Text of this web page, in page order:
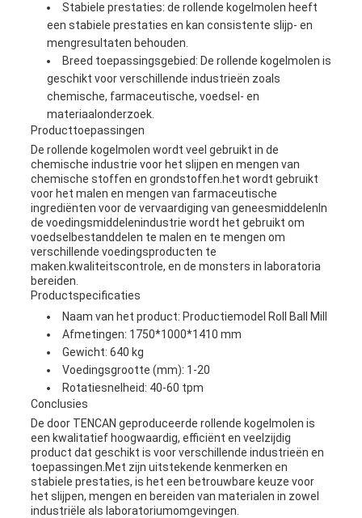
Stabiele prestaties: de rollende kogelmolen heeft
een stabiele prestaties en kan consistente slijp- en
mengresultaten behouden.
Breed toepassingsgebied: De rollende kogelmolen is
geschikt voor verschillende industrieën zoals
chemische, farmaceutische, voedsel- en
materiaalonderzoek.
Producttoepassingen
De rollende kogelmolen wordt veel gebruikt in de
chemische industrie voor het slijpen en mengen van
chemische stoffen en grondstoffen.het wordt gebruikt
voor het malen en mengen van farmaceutische
ingrediënten voor de vervaardiging van geneesmiddelenIn
de voedingsmiddelenindustrie wordt het gebruikt om
voedselbestanddelen te malen en te mengen om
verschillende voedingsproducten te
maken.kwaliteitscontrole, en de monsters in laboratoria
bereiden.
Productspecificaties
Naam van het product: Productiemodel Roll Ball Mill
Afmetingen: 1750*1000*1410 mm
Gewicht: 640 kg
Voedingsgrootte (mm): 1-20
Rotatiesnelheid: 40-60 tpm
Conclusies
De door TENCAN geproduceerde rollende kogelmolen is
een kwalitatief hoogwaardig, efficiënt en veelzijdig
product dat geschikt is voor verschillende industrieën en
toepassingen.Met zijn uitstekende kenmerken en
stabiele prestaties, is het een betrouwbare keuze voor
het slijpen, mengen en bereiden van materialen in zowel
industriële als laboratoriumomgevingen.